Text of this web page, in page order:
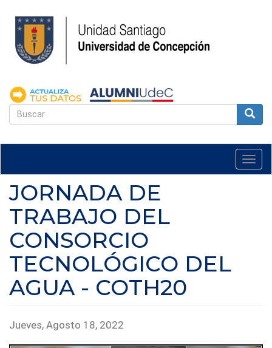
contenido
principal
FORMULARIO
JORNADA DE
TRABAJO DEL
CONSORCIO
TECNOLÓGICO DEL
AGUA - COTH20
Jueves, Agosto 18, 2022